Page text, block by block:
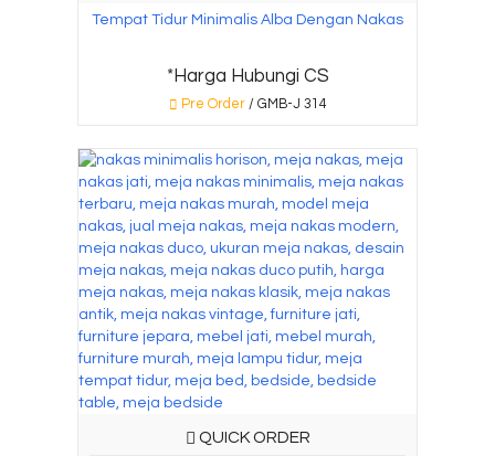
Tempat Tidur Minimalis Alba Dengan Nakas
*Harga Hubungi CS
Pre Order/ GMB-J 314
QUICK ORDER